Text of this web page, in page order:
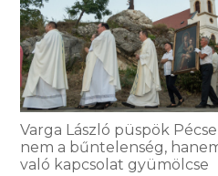
Varga László püspök
nem a bűntelenség,
való kapcsolat gyümölcse